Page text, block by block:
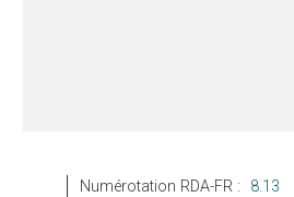
Numérotation RDA-FR : 8.13